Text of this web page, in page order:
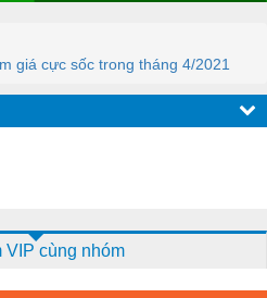
giá cực sốc trong tháng 4/2021
VIP cùng nhóm